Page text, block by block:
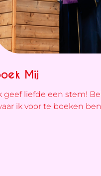
Mij
geef liefde een stem!
ik voor te boeken